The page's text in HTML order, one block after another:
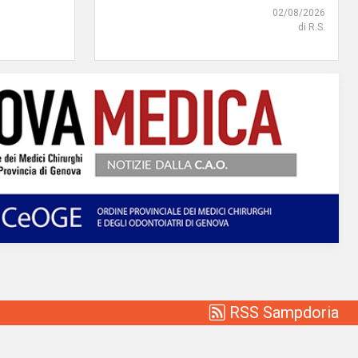
02/08/2026
di R.S.
RSS Sampdoria